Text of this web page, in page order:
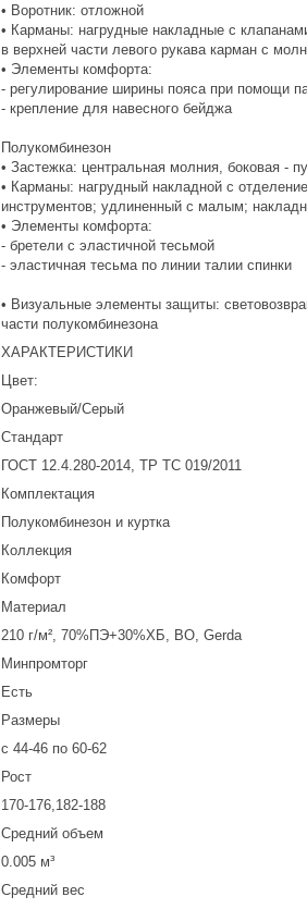
• Воротник: отложной
• Карманы: нагрудные накладные с
в верхней части левого рукава карман с
• Элементы комфорта:
- регулирование ширины пояса при помощи
- крепление для навесного бейджа
Полукомбинезон
• Застежка: центральная молния, боковая -
• Карманы: нагрудный накладной с
инструментов; удлиненный с малым;
• Элементы комфорта:
- бретели с эластичной тесьмой
- эластичная тесьма по линии талии спинки
• Визуальные элементы защиты:
части полукомбинезона
ХАРАКТЕРИСТИКИ
Цвет:
Оранжевый/Серый
Стандарт
ГОСТ 12.4.280-2014, ТР ТС 019/2011
Комплектация
Полукомбинезон и куртка
Коллекция
Комфорт
Материал
210 г/м², 70%ПЭ+30%ХБ, ВО, Gerda
Минпромторг
Есть
Размеры
с 44-46 по 60-62
Рост
170-176,182-188
Средний объем
0.005 м³
Средний вес